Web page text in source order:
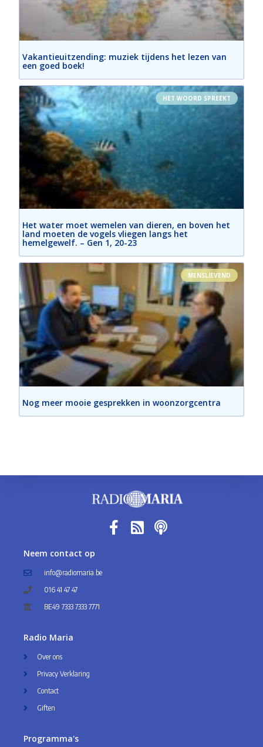
Vakantieuitzending: muziek tijdens het lezen van
een goed boek!
HET WOORD SPREEKT
Het water moet wemelen van dieren, en boven het
land moeten de vogels vliegen langs het
hemelgewelf. – Gen 1, 20-23
MENSLIEVEND
Nog meer mooie gesprekken in woonzorgcentra
Neem contact op
info@radiomaria.be
016 41 47 47
BE49 7333 7333 7771
Radio Maria
Over ons
Privacy Verklaring
Contact
Giften
Programma's